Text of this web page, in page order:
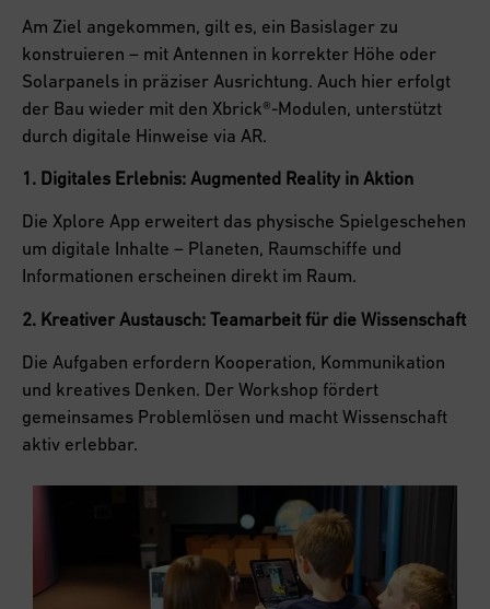
Am Ziel angekommen, gilt es, ein Basislager zu
konstruieren – mit Antennen in korrekter Höhe oder
Solarpanels in präziser Ausrichtung. Auch hier erfolgt
der Bau wieder mit den Xbrick®-Modulen, unterstützt
durch digitale Hinweise via AR.
1. Digitales Erlebnis: Augmented Reality in Aktion
Die Xplore App erweitert das physische Spielgeschehen
um digitale Inhalte – Planeten, Raumschiffe und
Informationen erscheinen direkt im Raum.
2. Kreativer Austausch: Teamarbeit für die Wissenschaft
Die Aufgaben erfordern Kooperation, Kommunikation
und kreatives Denken. Der Workshop fördert
gemeinsames Problemlösen und macht Wissenschaft
aktiv erlebbar.